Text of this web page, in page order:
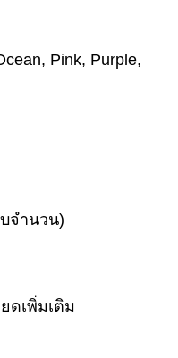
Pink, Purple,
จำนวน)
ดเพิ่มเติม